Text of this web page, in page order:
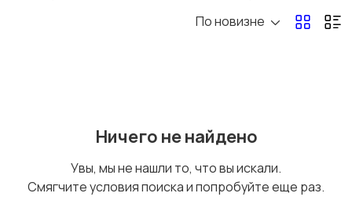
Запчасти
аккумуляторы
По новизне
Ничего не найдено
Увы, мы не нашли то, что вы искали.
Смягчите условия поиска и попробуйте еще раз.